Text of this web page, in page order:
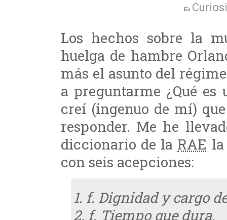
Los hechos sobre la
huelga de hambre
más el asunto del
a preguntarme ¿Qué
creí (ingenuo de mí)
responder. Me he
diccionario de la RAE
con seis acepciones:
1. f. Dignidad y cargo
2. f. Tiempo que dura.